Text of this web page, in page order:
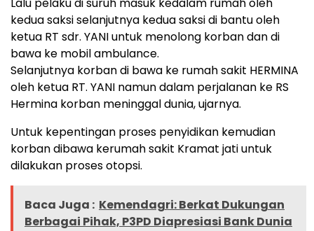
Lalu pelaku di suruh masuk kedalam rumah oleh
kedua saksi selanjutnya kedua saksi di bantu oleh
ketua RT sdr. YANI untuk menolong korban dan di
bawa ke mobil ambulance.
Selanjutnya korban di bawa ke rumah sakit HERMINA
oleh ketua RT. YANI namun dalam perjalanan ke RS
Hermina korban meninggal dunia, ujarnya.
Untuk kepentingan proses penyidikan kemudian
korban dibawa kerumah sakit Kramat jati untuk
dilakukan proses otopsi.
Baca Juga : Kemendagri: Berkat Dukungan
Berbagai Pihak, P3PD Diapresiasi Bank Dunia